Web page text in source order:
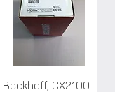
Beckhoff, CX2100-